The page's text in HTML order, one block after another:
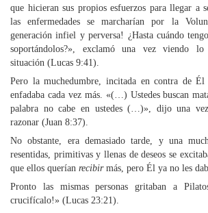
que hicieran sus propios esfuerzos para llegar a
las enfermedades se marcharían por la
generación infiel y perversa! ¿Hasta cuándo
soportándolos?», exclamó una vez viendo lo
situación (Lucas 9:41).
Pero la muchedumbre, incitada en contra de Él
enfadaba cada vez más. «(…) Ustedes buscan
palabra no cabe en ustedes (…)», dijo una
razonar (Juan 8:37).
No obstante, era demasiado tarde, y una
resentidas, primitivas y llenas de deseos se
que ellos querían recibirmás, pero Él ya no les
Pronto las mismas personas gritaban a
crucifícalo!» (Lucas 23:21).